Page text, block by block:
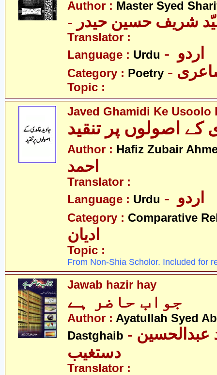
Author : Master Syed
شریف حسین حیدر
Translator :
Language : Urdu
Category : Poetry
Topic :
Javed Ghamidi Ke Usoolo
Author : Hafiz Zubair
احمد
Translator :
Language : Urdu
Category : Comparative
ادیان
Topic :
From Non-Shia Scholor. Included for
Jawab hazir hay
Author : Ayatullah Syed
Dastghaib - آیت اللہ سیّد عبدالحسین
دستغیب
Translator :